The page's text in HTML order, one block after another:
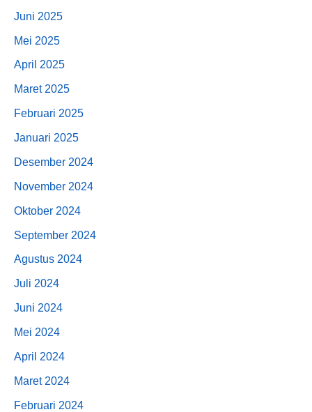
Juni 2025
Mei 2025
April 2025
Maret 2025
Februari 2025
Januari 2025
Desember 2024
November 2024
Oktober 2024
September 2024
Agustus 2024
Juli 2024
Juni 2024
Mei 2024
April 2024
Maret 2024
Februari 2024